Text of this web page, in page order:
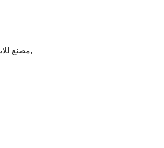
مصنع للايجار بالعاشر من رمضان 2019,